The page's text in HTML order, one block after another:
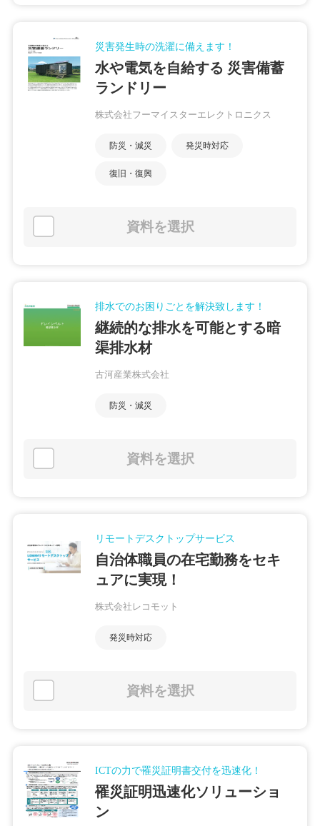
災害発生時の洗濯に備えます！
水や電気を自給する 災害備蓄
ランドリー
株式会社フーマイスターエレクトロニクス
防災・減災 発災時対応
復旧・復興
資料を選択
排水でのお困りごとを解決致します！
継続的な排水を可能とする暗
渠排水材
古河産業株式会社
防災・減災
資料を選択
リモートデスクトップサービス
自治体職員の在宅勤務をセキ
ュアに実現！
株式会社レコモット
発災時対応
資料を選択
ICTの力で罹災証明書交付を迅速化！
罹災証明迅速化ソリューショ
ン